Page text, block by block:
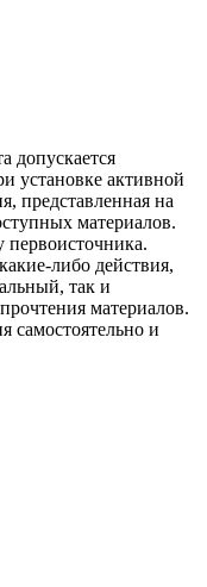
допускается
установке активной
представленная на
материалов.
первоисточника.
либо действия,
так и
материалов.
самостоятельно и